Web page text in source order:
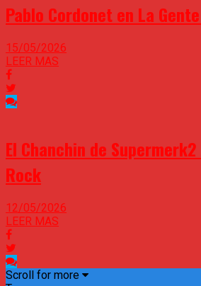
Pablo Cordonet en La
15/05/2026
LEER MAS
El Chanchin de
Rock
12/05/2026
LEER MAS
Scroll for more